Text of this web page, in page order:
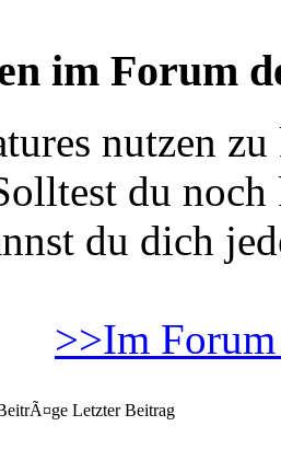
im Forum
nutzen
du
du dich
>>Im
Letzter Beitrag